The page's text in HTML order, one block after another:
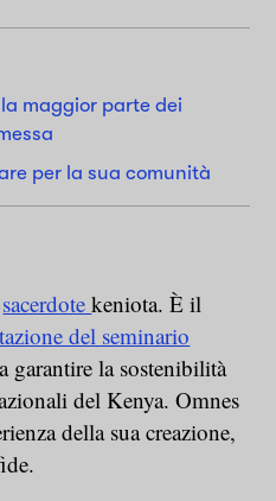
maggior parte dei
per la sua comunità
sacerdotekeniota. È il
del seminario
garantire la sostenibilità
del Kenya. Omnes
della sua creazione,